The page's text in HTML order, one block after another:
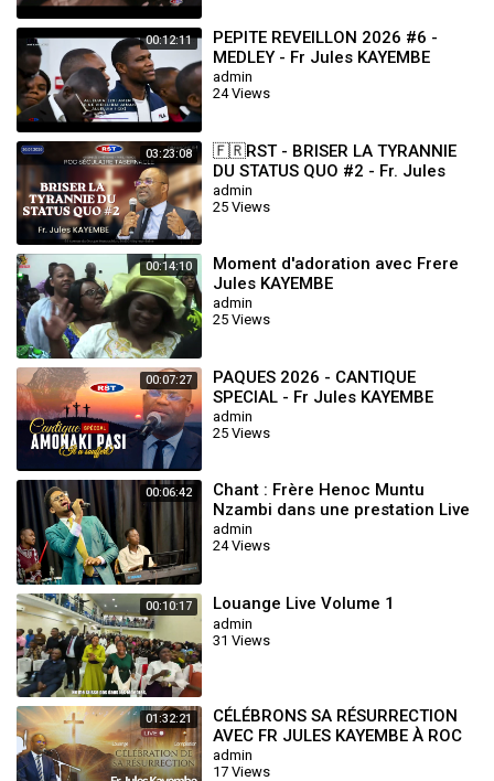
00:12:11
PEPITE REVEILLON 2026 #6 -
MEDLEY - Fr Jules KAYEMBE
admin
24 Views
03:23:08
🇫🇷RST - BRISER LA TYRANNIE
DU STATUS QUO #2 - Fr. Jules
KAYEMBE - DIM.26.07.2026
admin
25 Views
00:14:10
Moment d'adoration avec Frere
Jules KAYEMBE
admin
25 Views
00:07:27
PAQUES 2026 - CANTIQUE
SPECIAL - Fr Jules KAYEMBE
admin
25 Views
00:06:42
Chant : Frère Henoc Muntu
Nzambi dans une prestation Live
à L'Aigle Tabernacle (Mon Ami)
admin
24 Views
00:10:17 Louange Live Volume 1
admin
31 Views
01:32:21
CÉLÉBRONS SA RÉSURRECTION
AVEC FR JULES KAYEMBE À ROC
SÉCULAIRE TABERNACLE
admin
17 Views